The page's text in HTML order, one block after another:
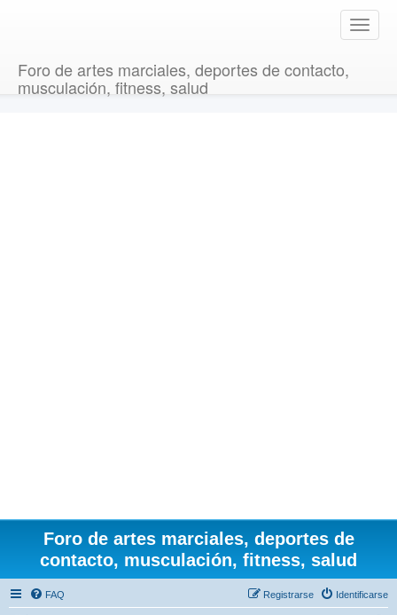
T
o
Foro de artes marciales, deportes de contacto,
musculación, fitness, salud
Foro de artes marciales, deportes de
contacto, musculación, fitness, salud
FAQ Identificarse
Registrarse